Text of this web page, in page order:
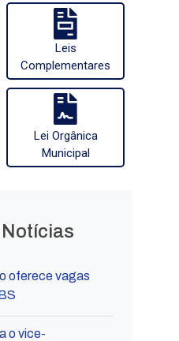
Leis
Complementares
Lei Orgânica
Municipal
oferece vagas
o vice-